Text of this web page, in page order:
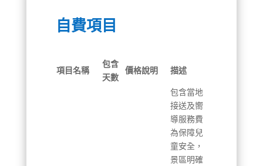
自費項目
項目名稱
包含
天數
價格說明 描述
包含當地
接送及嚮
導服務費
為保障兒
童安全，
景區明確